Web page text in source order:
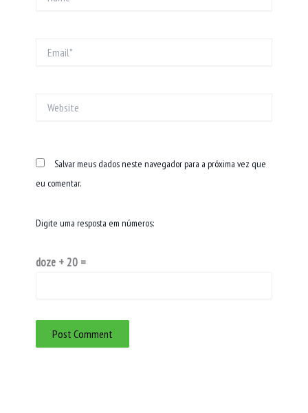
Salvar meus dados neste navegador para a próxima vez que
eu comentar.
Digite uma resposta em números:
doze + 20 =